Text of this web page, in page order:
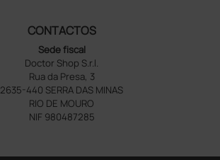
CONTACTOS
Sede fiscal
Doctor Shop S.r.l.
Rua da Presa, 3
2635-440 SERRA DAS MINAS
RIO DE MOURO
NIF 980487285